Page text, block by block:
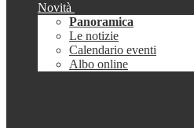
Novità
Panoramica
Le notizie
Calendario eventi
Albo online